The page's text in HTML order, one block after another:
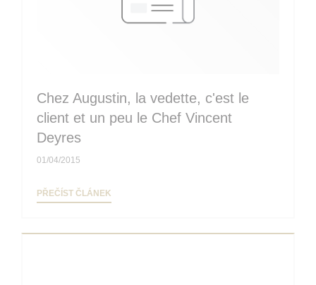
Chez Augustin, la vedette, c'est le
client et un peu le Chef Vincent
Deyres
01/04/2015
PŘEČÍST ČLÁNEK